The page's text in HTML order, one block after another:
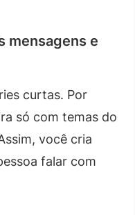
mensagens e
curtas. Por
só com temas do
você cria
falar com